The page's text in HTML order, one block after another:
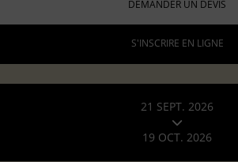
DEMANDER UN DEVIS
S'INSCRIRE EN LIGNE
21 SEPT. 2026
19 OCT. 2026